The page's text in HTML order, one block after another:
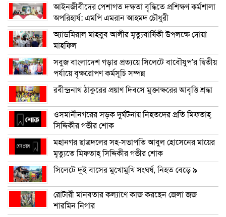
আইনজীবীদের পেশাগত দক্ষতা বৃদ্ধিতে প্রশিক্ষণ কর্মশালা
অপরিহার্য: এমপি এমরান আহমদ চৌধুরী
অ্যাডমিরাল মাহবুব আলীর মৃত্যুবার্ষিকী উপলক্ষে দোয়া
মাহফিল
সবুজ বাংলাদেশ গড়ার প্রত্যয়ে সিলেটে বাবৌযুপ’র দ্বিতীয়
পর্যায়ে বৃক্ষরোপণ কর্মসূচি সম্পন্ন
রবীন্দ্রনাথ ঠাকুরের প্রয়াণ দিবসে মুক্তাক্ষরের আবৃত্তি শ্রদ্ধা
ওসমানীনগরের সড়ক দুর্ঘটনায় নিহতদের প্রতি মিফতাহ্
সিদ্দিকীর গভীর শোক
মহানগর ছাত্রদলের সহ-সভাপতি আবুল হোসেনের মায়ের
মৃত্যুতে মিফতাহ্ সিদ্দিকীর গভীর শোক
সিলেটে দুই বাসের মুখোমুখি সংঘর্ষ, নিহত বেড়ে ৯
রোটারী মানবতার কল্যাণে কাজ করছেন জেলা জজ
শারমিন নিগার